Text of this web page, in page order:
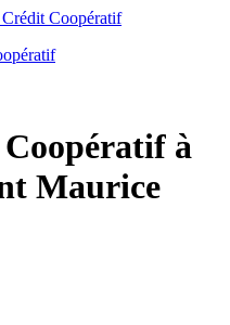
Crédit Coopératif
Coopératif à
Maurice